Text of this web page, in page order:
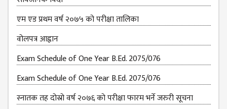
एम एड प्रथम वर्ष २०७५ को परीक्षा तालिका
वोलपत्र आह्वान
Exam Schedule of One Year B.Ed. 2075/076
Exam Schedule of One Year B.Ed. 2075/076
स्नातक तह दोस्रो वर्ष २०७६ को परीक्षा फारम भर्ने जरुरी सूचना